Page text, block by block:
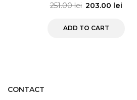
251.00lei 203.00 lei
ADD TO CART
CONTACT